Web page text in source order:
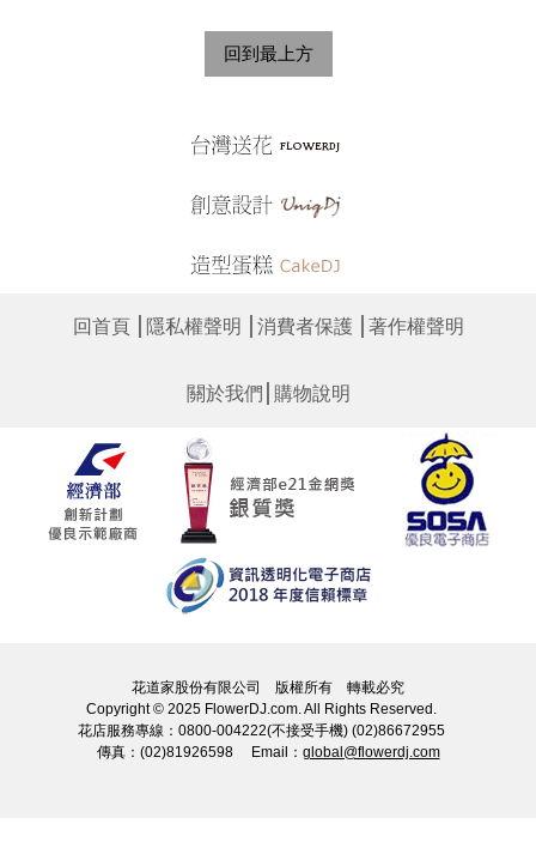
回到最上方
回首頁│ 隱私權聲明 消費者保護│ 著作權聲明
關於我們 購物說明
花道家股份有限公司 版權所有 轉載必究
Copyright © 2025 FlowerDJ.com. All Rights Reserved.
花店服務專線：0800-004222(不接受手機) (02)86672955
傳真：(02)81926598 Email： global@flowerdj.com